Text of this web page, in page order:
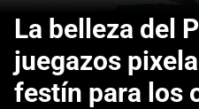
La belleza del
juegazos
festín para los